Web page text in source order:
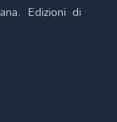
Edizioni di